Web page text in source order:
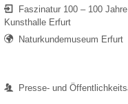
Faszinatur 100 – 100
Kunsthalle Erfurt
Naturkundemuseum Erfurt
Presse- und